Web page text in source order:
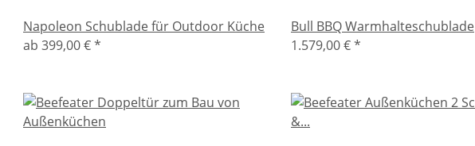
Napoleon Schublade für Outdoor Küche
ab 399,00 €*
Bull BBQ Warmhalteschublade
1.579,00 €*